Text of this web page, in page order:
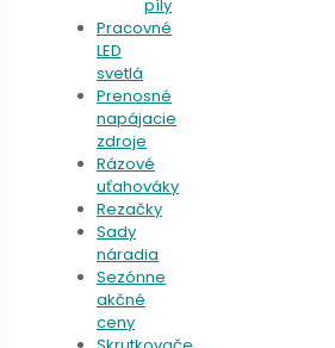
píly
Pracovné
LED
svetlá
Prenosné
napájacie
zdroje
Rázové
uťahováky
Rezačky
Sady
náradia
Sezónne
akčné
ceny